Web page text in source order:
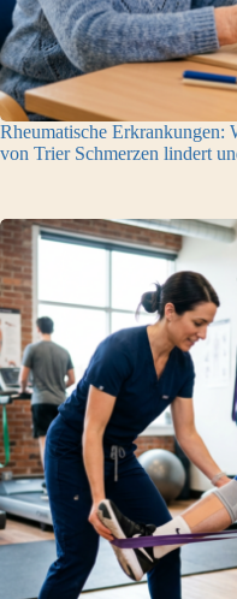
Rheumatische Erkrankungen:
von Trier Schmerzen lindert